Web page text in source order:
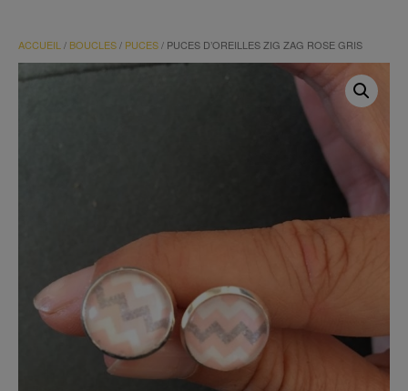
ACCUEIL / BOUCLES/ PUCES/ PUCES D’OREILLES ZIG ZAG ROSE GRIS